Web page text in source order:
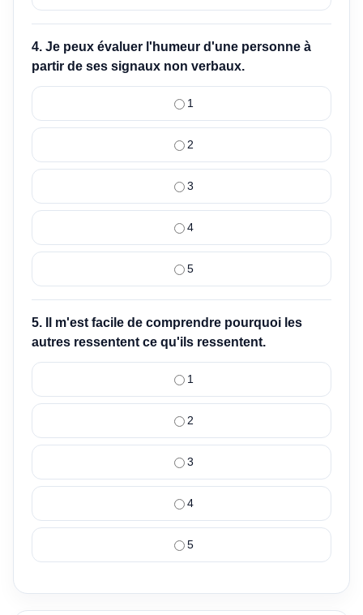
4. Je peux évaluer l'humeur d'une personne à
partir de ses signaux non verbaux.
1
2
3
4
5
5. Il m'est facile de comprendre pourquoi les
autres ressentent ce qu'ils ressentent.
1
2
3
4
5